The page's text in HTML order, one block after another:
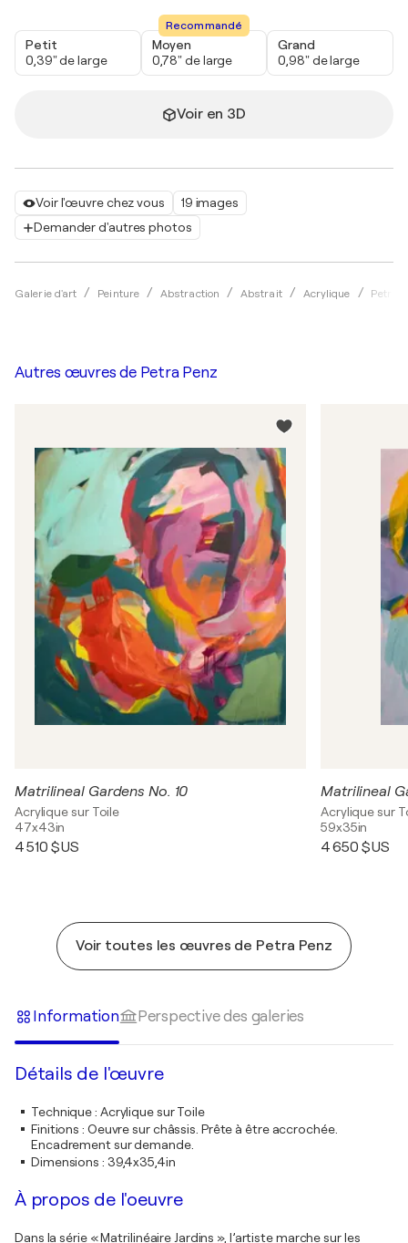
Voir l'œuvre chez vous
19 images
Demander d'autres photos
Galerie d'art Peinture Abstraction Abstrait Acrylique Petra
Petit
0,39" de large
Recommandé
Moyen
0,78" de large
Grand
0,98" de large
Voir en 3D
Autres œuvres de Petra Penz
Matrilineal Gardens No. 10
Acrylique sur Toile
47x43in
4 510 $US
Matrilineal
Acrylique sur
59x35in
4 650 $US
Voir toutes les œuvres de Petra Penz
Information Perspective des galeries
Détails de l'œuvre
Technique: Acrylique sur Toile
Finitions : Oeuvre sur châssis. Prête à être accrochée.
Encadrement sur demande.
Dimensions : 39,4x35,4in
À propos de l'oeuvre
Dans la série « Matrilinéaire Jardins », l’artiste marche sur les